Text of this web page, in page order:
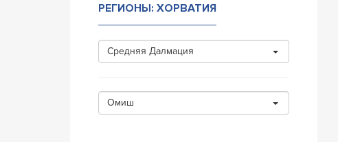
РЕГИОНЫ: ХОРВАТИЯ
Средняя Далмация
Омиш